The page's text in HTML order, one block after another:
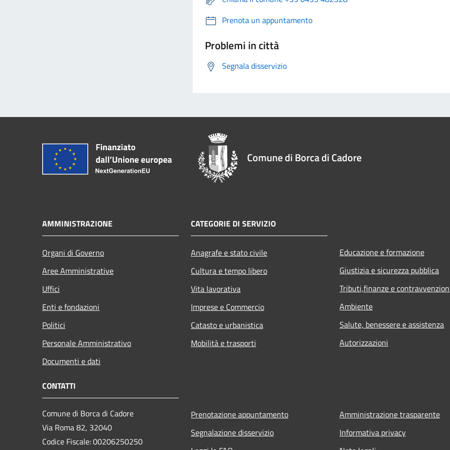
Prenota un appuntamento
Problemi in città
Segnala disservizio
Comune di Borca di Cadore
AMMINISTRAZIONE
Organi di Governo
Aree Amministrative
Uffici
Enti e fondazioni
Politici
Personale Amministrativo
Documenti e dati
CATEGORIE DI SERVIZIO
Anagrafe e stato civile
Cultura e tempo libero
Vita lavorativa
Imprese e Commercio
Catasto e urbanistica
Mobilità e trasporti
Educazione e formazione
Giustizia e sicurezza pubblica
Tributi,finanze e
Ambiente
Salute, benessere e assistenza
Autorizzazioni
CONTATTI
Comune di Borca di Cadore
Via Roma 82, 32040
Codice Fiscale: 00206250250
Prenotazione appuntamento
Segnalazione disservizio
Amministrazione trasparente
Informativa privacy